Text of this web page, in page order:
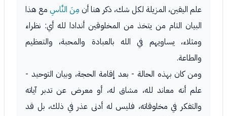
علم اليقين، المزيلة لكل شك، ذكر هنا أن مِنَ النَّاسِ مع هذا
البيان التام من يتخذ من المخلوقين أندادا لله أي: نظراء
ومثلاء، يساويهم في الله بالعبادة والمحبة، والتعظيم
والطاعة.
ومن كان بهذه الحالة - بعد إقامة الحجة، وبيان التوحيد -
علم أنه معاند لله، مشاق له، أو معرض عن تدبر آياته
والتفكر في مخلوقاته، فليس له أدنى عذر في ذلك، بل قد